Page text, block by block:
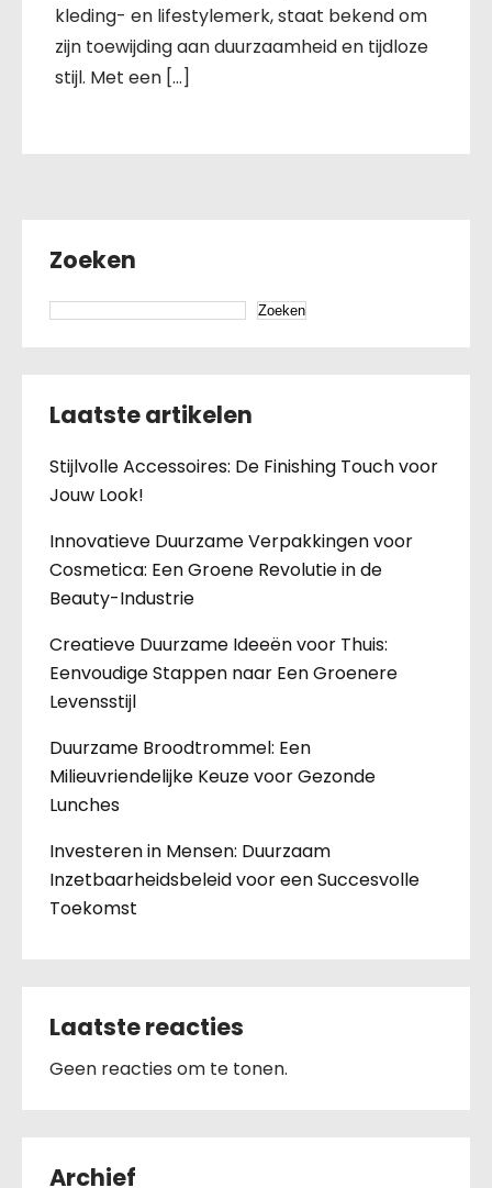
kleding- en lifestylemerk, staat bekend om
zijn toewijding aan duurzaamheid en tijdloze
stijl. Met een […]
Zoeken
Zoeken
Laatste artikelen
Stijlvolle Accessoires: De Finishing Touch voor
Jouw Look!
Innovatieve Duurzame Verpakkingen voor
Cosmetica: Een Groene Revolutie in de
Beauty-Industrie
Creatieve Duurzame Ideeën voor Thuis:
Eenvoudige Stappen naar Een Groenere
Levensstijl
Duurzame Broodtrommel: Een
Milieuvriendelijke Keuze voor Gezonde
Lunches
Investeren in Mensen: Duurzaam
Inzetbaarheidsbeleid voor een Succesvolle
Toekomst
Laatste reacties
Geen reacties om te tonen.
Archief